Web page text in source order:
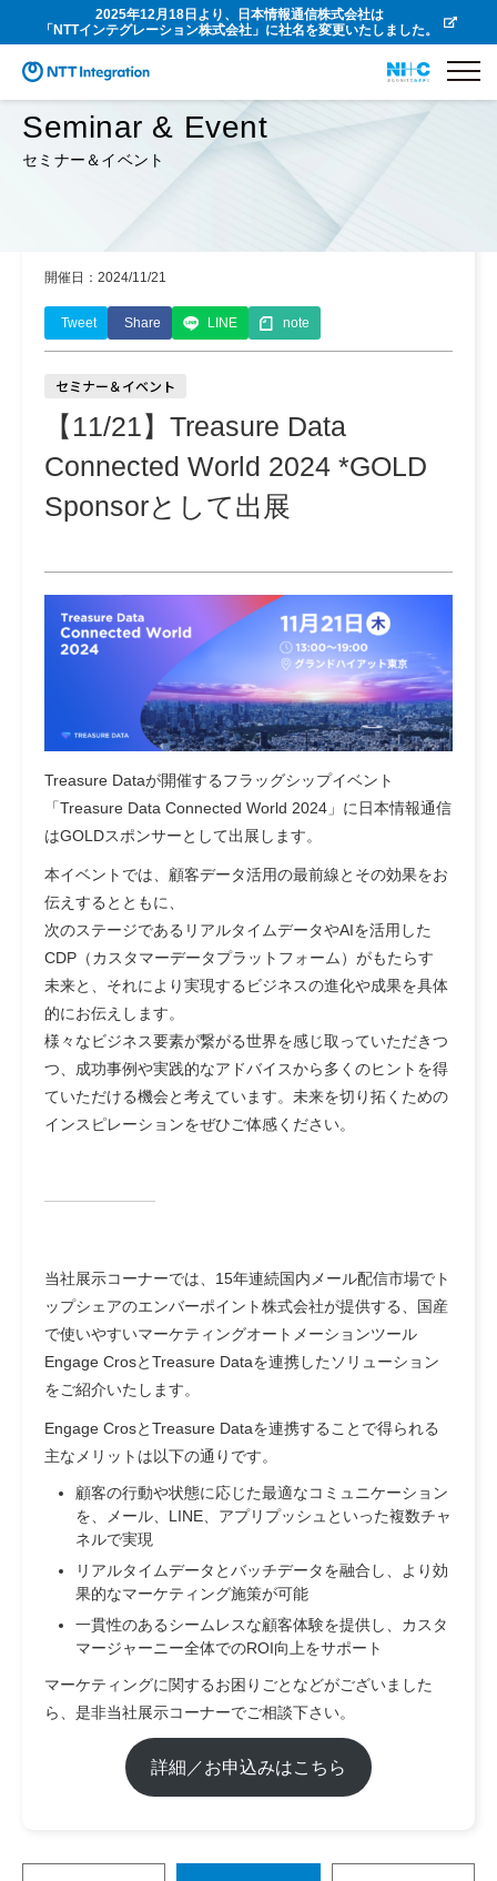
2025年12月18日より、日本情報通信株式会社は
「NTTインテグレーション株式会社」に社名を変更いたしました。
Seminar & Event
セミナー＆イベント
開催日：2024/11/21
Tweet Share LINE note
セミナー＆イベント
【11/21】Treasure Data
Connected World 2024 *GOLD
Sponsorとして出展
Treasure Dataが開催するフラッグシップイベント
「Treasure Data Connected World 2024」に日本情報通信
はGOLDスポンサーとして出展します。
本イベントでは、顧客データ活用の最前線とその効果をお
伝えするとともに、
次のステージであるリアルタイムデータやAIを活用した
CDP（カスタマーデータプラットフォーム）がもたらす
未来と、それにより実現するビジネスの進化や成果を具体
的にお伝えします。
様々なビジネス要素が繋がる世界を感じ取っていただきつ
つ、成功事例や実践的なアドバイスから多くのヒントを得
ていただける機会と考えています。未来を切り拓くための
インスピレーションをぜひご体感ください。
当社展示コーナーでは、15年連続国内メール配信市場でト
ップシェアのエンバーポイント株式会社が提供する、国産
で使いやすいマーケティングオートメーションツール
Engage CrosとTreasure Dataを連携したソリューション
をご紹介いたします。
Engage CrosとTreasure Dataを連携することで得られる
主なメリットは以下の通りです。
顧客の行動や状態に応じた最適なコミュニケーション
を、メール、LINE、アプリプッシュといった複数チャ
ネルで実現
リアルタイムデータとバッチデータを融合し、より効
果的なマーケティング施策が可能
一貫性のあるシームレスな顧客体験を提供し、カスタ
マージャーニー全体でのROI向上をサポート
マーケティングに関するお困りごとなどがございました
ら、是非当社展示コーナーでご相談下さい。
詳細／お申込みはこちら